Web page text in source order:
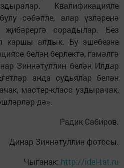
Квалификацияле
сәбәпле, алар үзләренә
җибәрергә сорадылар. Без
каршы алдык. Бу эшебезне
белән берлектә, гамәлгә
Зиннәтуллин белән Илдар
анда судьялар белән
мастер-класс уздырачак,
дә».
Радик Сабиров.
Динар Зиннәтуллин фотосы.
Чыганак: http://idel-tat.ru